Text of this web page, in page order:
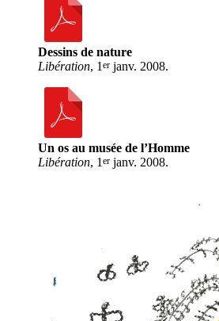
Dessins de nature
Libération, 1er janv. 2008.
Un os au musée de l’Homme
Libération, 1 er janv. 2008.